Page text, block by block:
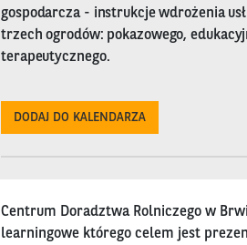
gospodarcza - instrukcje wdrożenia
trzech ogrodów: pokazowego,
terapeutycznego.
DODAJ DO KALENDARZA
Centrum Doradztwa Rolniczego w
learningowe którego celem jest